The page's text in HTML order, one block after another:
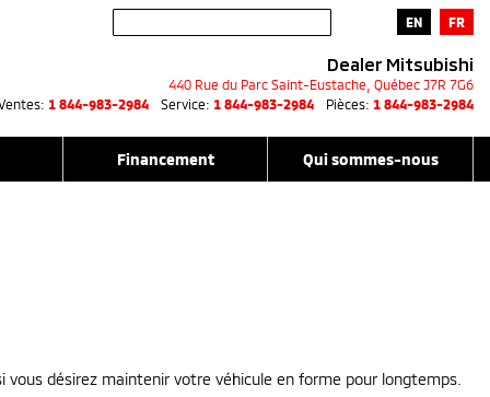
EN FR
Dealer Mitsubishi
440 Rue du Parc Saint-Eustache Québec J7R 7G6
1 844-983-2984 Service: 1 844-983-2984 Pièces: 1 844-983-2984
Financement Qui sommes-nous
désirez maintenir votre véhicule en forme pour longtemps.